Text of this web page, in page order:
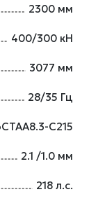
2300 мм
400/300 кН
3077 мм
28/35 Гц
C215
2.1 /1.0 мм
218 л.с.